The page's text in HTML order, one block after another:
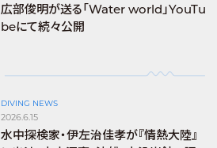
広部俊明が送る「Water world」YouTu
beにて続々公開
DIVING NEWS
2026.6.15
水中探検家・伊左治佳孝が『情熱大陸』